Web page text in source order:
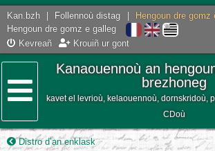
Kan.bzh Follennoù distag Hengoun dre gomz
Hengoun dre gomz e galleg
Kevreañ
Krouiñ ur gont
Lañser
Kanaouennoù an
brezhoneg
kavet el levrioù, kelaouennoù, dornskridoù,
CDoù
Distro d’an enklask